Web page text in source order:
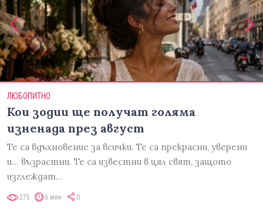
ЛЮБОПИТНО
Кои зодии ще получат голяма
изненада през август
Те са вдъхновение за всички. Те са прекрасни, уверени
и... възрастни. Те са известни в цял свят, защото
изглеждат…
275 6 мин 0